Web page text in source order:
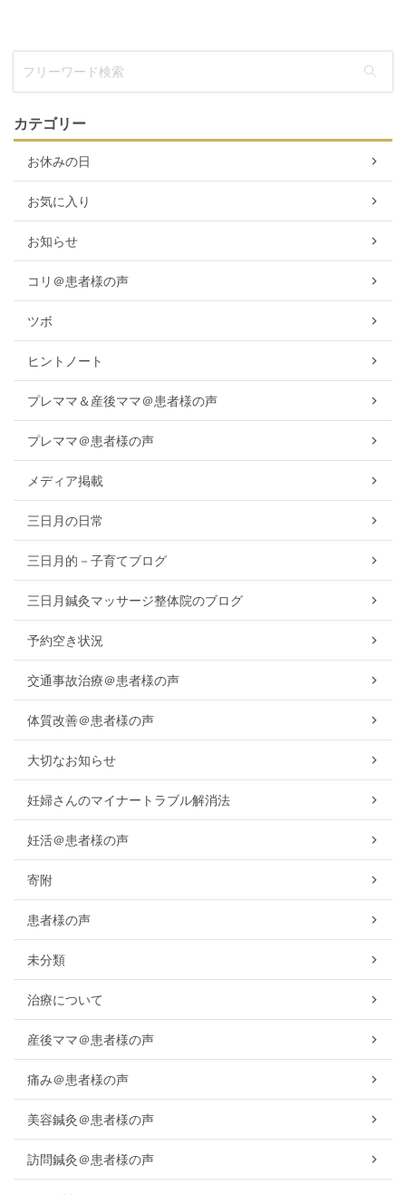
カテゴリー
お休みの日
お気に入り
お知らせ
コリ＠患者様の声
ツボ
ヒントノート
プレママ＆産後ママ＠患者様の声
プレママ＠患者様の声
メディア掲載
三日月の日常
三日月的－子育てブログ
三日月鍼灸マッサージ整体院のブログ
予約空き状況
交通事故治療＠患者様の声
体質改善＠患者様の声
大切なお知らせ
妊婦さんのマイナートラブル解消法
妊活＠患者様の声
寄附
患者様の声
未分類
治療について
産後ママ＠患者様の声
痛み＠患者様の声
美容鍼灸＠患者様の声
訪問鍼灸＠患者様の声